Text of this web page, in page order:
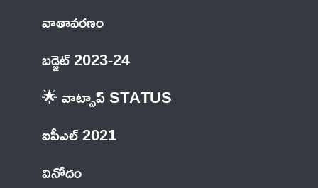
వాతావరణం
బడ్జెట్ 2023-24
🌟 వాట్సాప్ STATUS
ఐపీఎల్ 2021
వినోదం